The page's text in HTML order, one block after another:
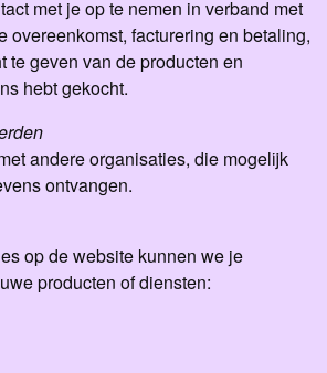
met je op te nemen in verband met
overeenkomst, facturering en betaling,
te geven van de producten en
hebt gekocht.
andere organisaties, die mogelijk
ontvangen.
op de website kunnen we je
producten of diensten: